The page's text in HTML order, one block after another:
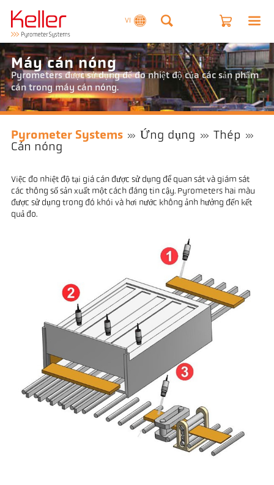
VI
Máy cán nóng
Pyrometers được sử dụng để đo nhiệt độ của các sản phẩm
cán trong máy cán nóng.
Pyrometer Systems Ứng dụng
Thép
Cán nóng
Việc đo nhiệt độ tại giá cán được sử dụng để quan sát và giám sát
các thông số sản xuất một cách đáng tin cậy. Pyrometers hai màu
được sử dụng trong đó khói và hơi nước không ảnh hưởng đến kết
quả đo.